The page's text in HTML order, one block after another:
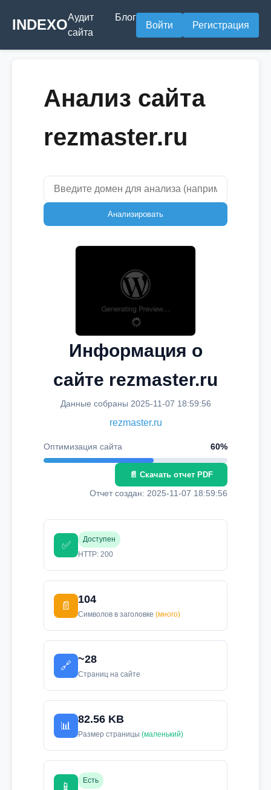
INDEXOАудит
сайта
Блог
Войти Регистрация
Анализ сайта
rezmaster.ru
Анализировать
Информация о
сайте rezmaster.ru
Данные собраны 2025-11-07 18:59:56
rezmaster.ru
Оптимизация сайта 60%
📄 Скачать отчет PDF
Отчет создан: 2025-11-07 18:59:56
✅
Доступен
HTTP: 200
📄
104
Символов в заголовке (много)
🔗
~28
Страниц на сайте
📊
82.56 KB
Размер страницы (маленький)
📱
Есть